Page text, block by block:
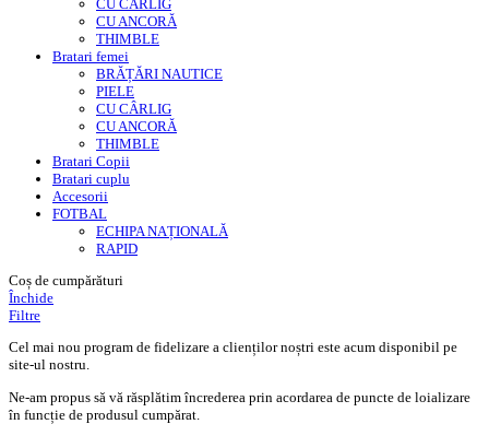
CU CÂRLIG
CU ANCORĂ
THIMBLE
Bratari femei
BRĂȚĂRI NAUTICE
PIELE
CU CÂRLIG
CU ANCORĂ
THIMBLE
Bratari Copii
Bratari cuplu
Accesorii
FOTBAL
ECHIPA NAȚIONALĂ
RAPID
Coș de cumpărături
Închide
Filtre
Cel mai nou program de fidelizare a clienților noștri este acum disponibil pe
site-ul nostru.
Ne-am propus să vă răsplătim încrederea prin acordarea de puncte de loializare
în funcție de produsul cumpărat.